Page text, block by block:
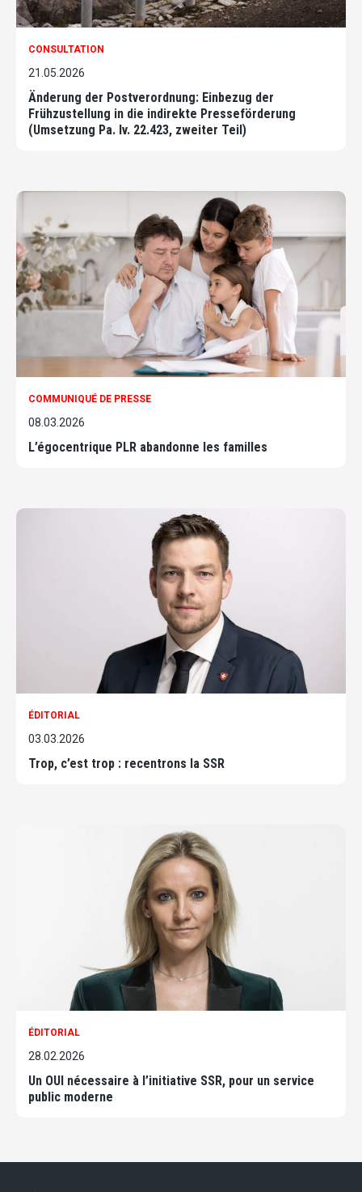
CONSULTATION
21.05.2026
Änderung der Postverordnung: Einbezug der
Frühzustellung in die indirekte Presseförderung
(Umsetzung Pa. Iv. 22.423, zweiter Teil)
COMMUNIQUÉ DE PRESSE
08.03.2026
L’égocentrique PLR abandonne les familles
ÉDITORIAL
03.03.2026
Trop, c’est trop : recentrons la SSR
ÉDITORIAL
28.02.2026
Un OUI nécessaire à l’initiative SSR, pour un service
public moderne